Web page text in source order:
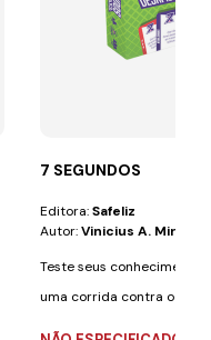
7 SEGUNDOS
Editora:Safeliz
Autor:Vinicius A. Miranda
Teste seus
uma corrida contra o